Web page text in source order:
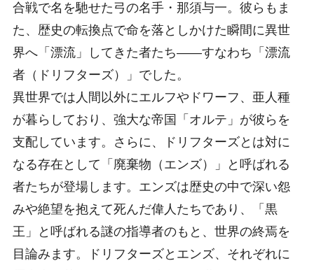
合戦で名を馳せた弓の名手・那須与一。彼らもま
た、歴史の転換点で命を落としかけた瞬間に異世
界へ「漂流」してきた者たち――すなわち「漂流
者（ドリフターズ）」でした。
異世界では人間以外にエルフやドワーフ、亜人種
が暮らしており、強大な帝国「オルテ」が彼らを
支配しています。さらに、ドリフターズとは対に
なる存在として「廃棄物（エンズ）」と呼ばれる
者たちが登場します。エンズは歴史の中で深い怨
みや絶望を抱えて死んだ偉人たちであり、「黒
王」と呼ばれる謎の指導者のもと、世界の終焉を
目論みます。ドリフターズとエンズ、それぞれに